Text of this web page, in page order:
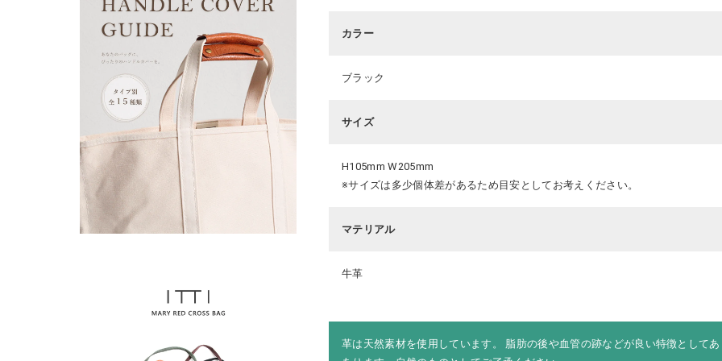
カラー
ブラック
サイズ
H105mm W205mm
※サイズは多少個体差があるため目安としてお考えください。
マテリアル
牛革
革は天然素材を使用しています。 脂肪の後や血管の跡などが良い特徴として